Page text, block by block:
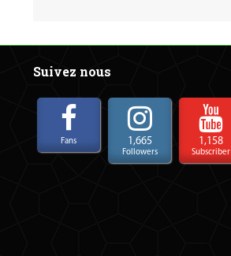
Suivez nous
Fans 1,665
Followers
1,158
Subscriber